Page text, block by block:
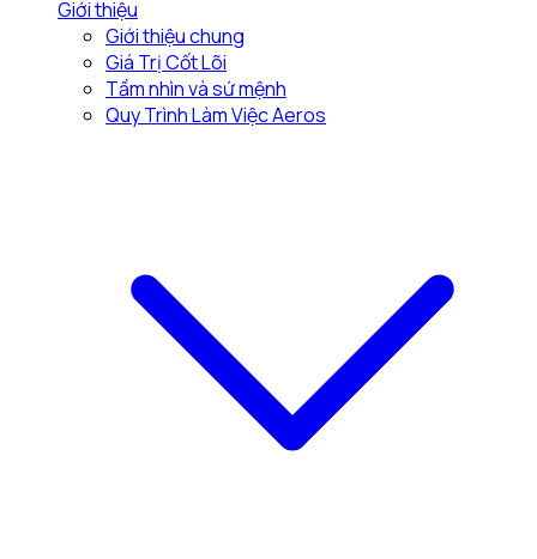
Giới thiệu
Giới thiệu chung
Giá Trị Cốt Lõi
Tầm nhìn và sứ mệnh
Quy Trình Làm Việc Aeros